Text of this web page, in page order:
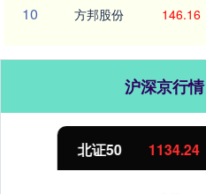
10 方邦股份 146.16
沪深京行
北证50 1134.24